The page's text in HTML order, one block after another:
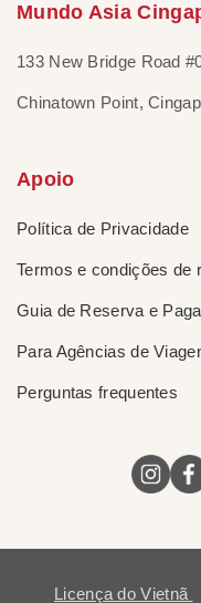
Mundo Asia
133 New Bridge Road
Chinatown Point,
Apoio
Política de Privacidade
Termos e condições de
Guia de Reserva e
Para Agências de
Perguntas frequentes
Licença do Vietnã